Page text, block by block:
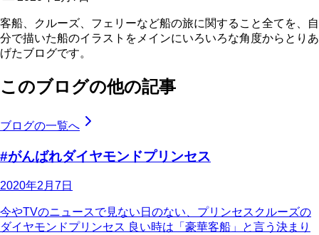
客船、クルーズ、フェリーなど船の旅に関すること全てを、自
分で描いた船のイラストをメインにいろいろな角度からとりあ
げたブログです。
このブログの他の記事
ブログの一覧へ
#がんばれダイヤモンドプリンセス
2020年2月7日
今やTVのニュースで見ない日のない、プリンセスクルーズの
ダイヤモンドプリンセス 良い時は「豪華客船」と言う決まり